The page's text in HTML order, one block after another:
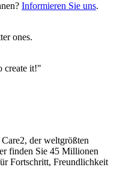
Informieren Sie uns.
ones.
create it!"
der weltgrößten
finden Sie 45 Millionen
Fortschritt, Freundlichkeit